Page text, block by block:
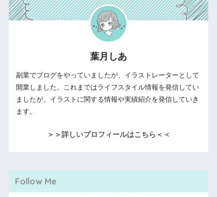
葉月しあ
副業でブログをやっていましたが、イラストレーターとして
開業しました。これまではライフスタイル情報を発信してい
ましたが、イラストに関する情報や実績紹介を発信していき
ます。
＞＞詳しいプロフィールはこちら＜＜
Follow Me